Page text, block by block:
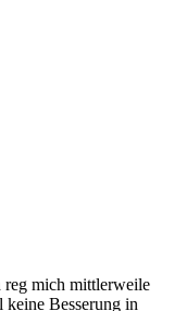
reg mich mittlerweile
Besserung in